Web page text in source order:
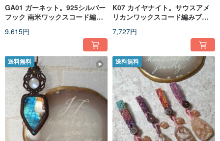
GA01 ガーネット。925シルバー
フック 南米ワックスコード編み
9,615円
K07 カイヤナイト。サウスアメ
リカンワックスコード編みブレ
7,727円
送料無料 送料無料